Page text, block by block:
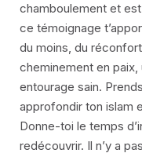
chamboulement et
ce témoignage
du moins, du
cheminement en paix,
entourage sain.
approfondir ton islam
Donne-toi le temps
redécouvrir. Il n’y a